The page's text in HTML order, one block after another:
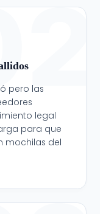
pero las
legal
para que
mochilas del